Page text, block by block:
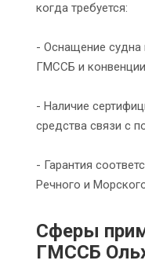
когда требуется:
- Оснащение судна
ГМССБ и
- Наличие
средства связи с
- Гарантия
Речного и
Сферы
ГМССБ